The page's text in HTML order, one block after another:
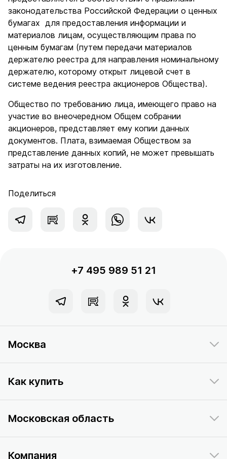
законодательства Российской Федерации о ценных
бумагах для предоставления информации и
материалов лицам, осуществляющим права по
ценным бумагам (путем передачи материалов
держателю реестра для направления номинальному
держателю, которому открыт лицевой счет в
системе ведения реестра акционеров Общества).
Общество по требованию лица, имеющего право на
участие во внеочередном Общем собрании
акционеров, представляет ему копии данных
документов. Плата, взимаемая Обществом за
представление данных копий, не может превышать
затраты на их изготовление.
Поделиться
+7 495 989 51 21
Москва
Как купить
Московская область
Компания